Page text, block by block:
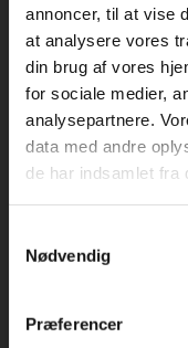
annoncer, til at vise
at analysere vores
din brug af vores
for sociale medier,
analysepartnere.
data med andre
de har indsamlet fra
Nødvendig
Præferencer
Praxis Forlag A/S
CVR 41280921
København
1120 København K
Kochsgade 31D
For
studerende.
vist priser